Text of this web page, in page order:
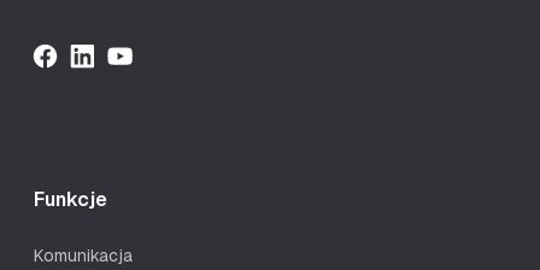
Funkcje
Komunikacja